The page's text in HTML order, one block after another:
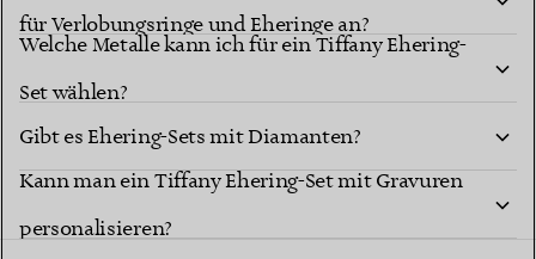
für Verlobungsringe und Eheringe an?
Welche Metalle kann ich für ein Tiffany Ehering-
Set wählen?
Gibt es Ehering-Sets mit Diamanten?
Kann man ein Tiffany Ehering-Set mit Gravuren
personalisieren?